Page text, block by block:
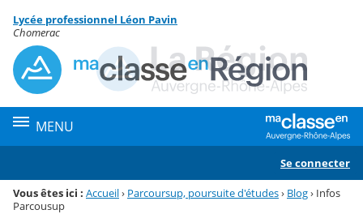
Menu de la rubrique
Contenu
Lycée professionnel Léon Pavin
Chomerac
MENU
Se connecter
Vous êtes ici : Accueil› Parcoursup, poursuite d'études› Blog› Infos
Parcousup